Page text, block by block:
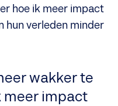
hoe ik meer impact
hun verleden minder
wakker te
meer impact